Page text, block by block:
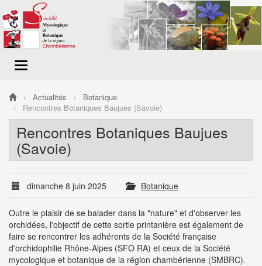
Menu
Actualités
Botanique
Rencontres Botaniques Baujues (Savoie)
Rencontres Botaniques Baujues
(Savoie)
dimanche 8 juin 2025 Botanique
Outre le plaisir de se balader dans la "nature" et d'observer les
orchidées, l'objectif de cette sortie printanière est également de
faire se rencontrer les adhérents de la Société française
d'orchidophilie Rhône-Alpes (SFO RA) et ceux de la Société
mycologique et botanique de la région chambérienne (SMBRC).